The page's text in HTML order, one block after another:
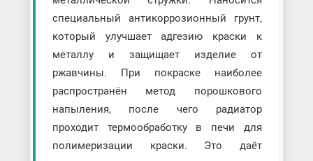
специальный антикоррозионный грунт,
который улучшает адгезию краски к
металлу и защищает изделие от
ржавчины. При покраске наиболее
распространён метод порошкового
напыления, после чего радиатор
проходит термообработку в печи для
полимеризации краски. Это даёт